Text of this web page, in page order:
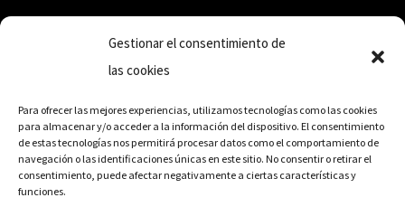
Gestionar el consentimiento de
las cookies
Para ofrecer las mejores experiencias, utilizamos tecnologías como las cookies
para almacenar y/o acceder a la información del dispositivo. El consentimiento
de estas tecnologías nos permitirá procesar datos como el comportamiento de
navegación o las identificaciones únicas en este sitio. No consentir o retirar el
consentimiento, puede afectar negativamente a ciertas características y
funciones.
+52 811.499.5638
RED DE DISTRIBUCIÓN